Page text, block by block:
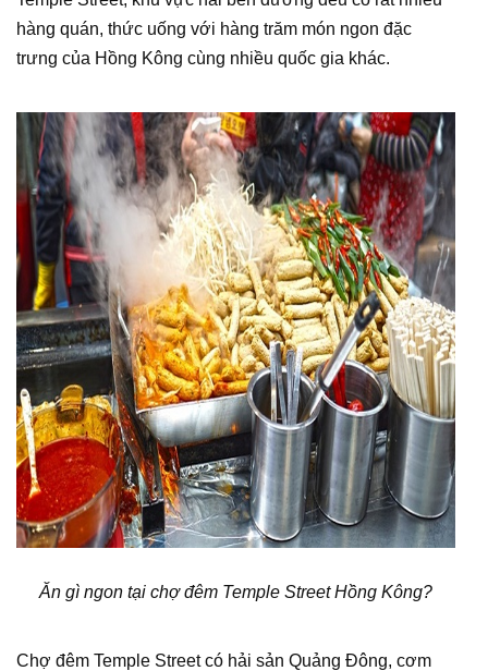
hàng quán, thức uống với hàng trăm món ngon đặc
trưng của Hồng Kông cùng nhiều quốc gia khác.
Ăn gì ngon tại chợ đêm Temple Street Hồng Kông?
Chợ đêm Temple Street có hải sản Quảng Đông, cơm